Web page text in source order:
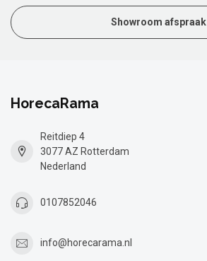
Showroom afspraak
HorecaRama
Reitdiep 4
3077 AZ Rotterdam
Nederland
0107852046
info@horecarama.nl